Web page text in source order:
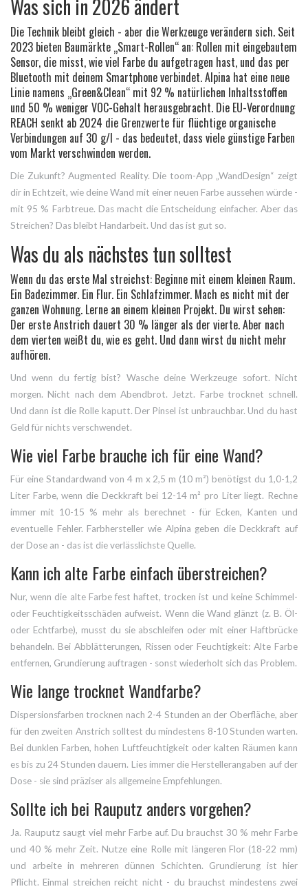
Was sich in 2026 ändert
Die Technik bleibt gleich - aber die Werkzeuge verändern sich. Seit
2023 bieten Baumärkte „Smart-Rollen“ an: Rollen mit eingebautem
Sensor, die misst, wie viel Farbe du aufgetragen hast, und das per
Bluetooth mit deinem Smartphone verbindet. Alpina hat eine neue
Linie namens „Green&Clean“ mit 92 % natürlichen Inhaltsstoffen
und 50 % weniger VOC-Gehalt herausgebracht. Die EU-Verordnung
REACH senkt ab 2024 die Grenzwerte für flüchtige organische
Verbindungen auf 30 g/l - das bedeutet, dass viele günstige Farben
vom Markt verschwinden werden.
Die Zukunft? Augmented Reality. Die toom-App „WandDesign“ zeigt
dir in Echtzeit, wie deine Wand mit einer neuen Farbe aussehen würde -
mit 95 % Farbtreue. Das macht die Entscheidung einfacher. Aber das
Streichen? Das bleibt Handarbeit. Und das ist gut so.
Was du als nächstes tun solltest
Wenn du das erste Mal streichst: Beginne mit einem kleinen Raum.
Ein Badezimmer. Ein Flur. Ein Schlafzimmer. Mach es nicht mit der
ganzen Wohnung. Lerne an einem kleinen Projekt. Du wirst sehen:
Der erste Anstrich dauert 30 % länger als der vierte. Aber nach
dem vierten weißt du, wie es geht. Und dann wirst du nicht mehr
aufhören.
Und wenn du fertig bist? Wasche deine Werkzeuge sofort. Nicht
morgen. Nicht nach dem Abendbrot. Jetzt. Farbe trocknet schnell.
Und dann ist die Rolle kaputt. Der Pinsel ist unbrauchbar. Und du hast
Geld für nichts verschwendet.
Wie viel Farbe brauche ich für eine Wand?
Für eine Standardwand von 4 m x 2,5 m (10 m²) benötigst du 1,0-1,2
Liter Farbe, wenn die Deckkraft bei 12-14 m² pro Liter liegt. Rechne
immer mit 10-15 % mehr als berechnet - für Ecken, Kanten und
eventuelle Fehler. Farbhersteller wie Alpina geben die Deckkraft auf
der Dose an - das ist die verlässlichste Quelle.
Kann ich alte Farbe einfach überstreichen?
Nur, wenn die alte Farbe fest haftet, trocken ist und keine Schimmel-
oder Feuchtigkeitsschäden aufweist. Wenn die Wand glänzt (z. B. Öl-
oder Echtfarbe), musst du sie abschleifen oder mit einer Haftbrücke
behandeln. Bei Abblätterungen, Rissen oder Feuchtigkeit: Alte Farbe
entfernen, Grundierung auftragen - sonst wiederholt sich das Problem.
Wie lange trocknet Wandfarbe?
Dispersionsfarben trocknen nach 2-4 Stunden an der Oberfläche, aber
für den zweiten Anstrich solltest du mindestens 8-10 Stunden warten.
Bei dunklen Farben, hohen Luftfeuchtigkeit oder kalten Räumen kann
es bis zu 24 Stunden dauern. Lies immer die Herstellerangaben auf der
Dose - sie sind präziser als allgemeine Empfehlungen.
Sollte ich bei Rauputz anders vorgehen?
Ja. Rauputz saugt viel mehr Farbe auf. Du brauchst 30 % mehr Farbe
und 40 % mehr Zeit. Nutze eine Rolle mit längeren Flor (18-22 mm)
und arbeite in mehreren dünnen Schichten. Grundierung ist hier
Pflicht. Einmal streichen reicht nicht - du brauchst mindestens zwei